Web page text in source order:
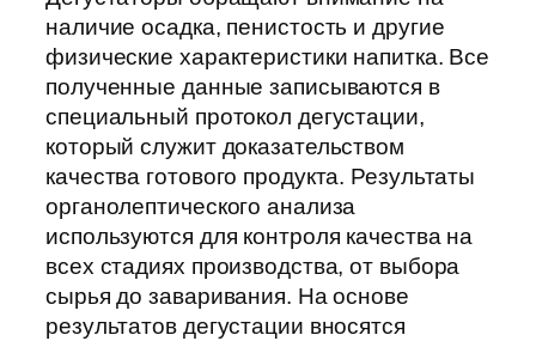
наличие осадка, пенистость и другие
физические характеристики напитка. Все
полученные данные записываются в
специальный протокол дегустации,
который служит доказательством
качества готового продукта. Результаты
органолептического анализа
используются для контроля качества на
всех стадиях производства, от выбора
сырья до заваривания. На основе
результатов дегустации вносятся